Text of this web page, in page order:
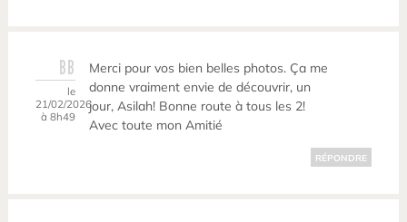
BB
le
21/02/2026
à 8h49
Merci pour vos bien belles photos. Ça me
donne vraiment envie de découvrir, un
jour, Asilah! Bonne route à tous les 2!
Avec toute mon Amitié
RÉPONDRE